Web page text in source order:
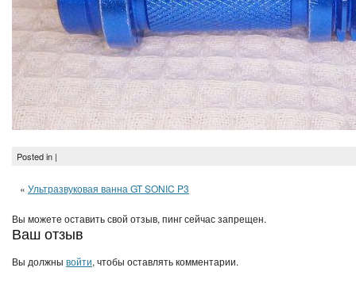
Posted in |
« Ультразвуковая ванна GT SONIC P3
Вы можете оставить свой отзыв, пинг сейчас запрещен.
Ваш отзыв
Вы должны войти, чтобы оставлять комментарии.